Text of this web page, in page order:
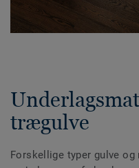
trægulve
Forskellige typer gulve